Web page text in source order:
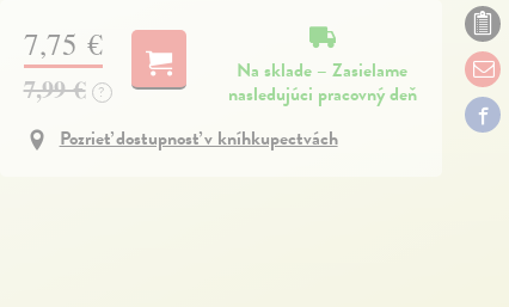
7,75 €
7,99 € ?
Na sklade – Zasielame
nasledujúci pracovný deň
Pozrieť dostupnosť v kníhkupectvách